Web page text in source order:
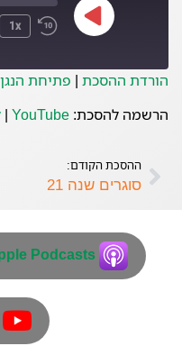
1x
Apple Podcasts
פיד RSS
הורדת ההסכת | פתיחת
הרשמה להסכת:
| YouTube
ההסכת הקודם:
סוגרים שנה 21
Podcasts